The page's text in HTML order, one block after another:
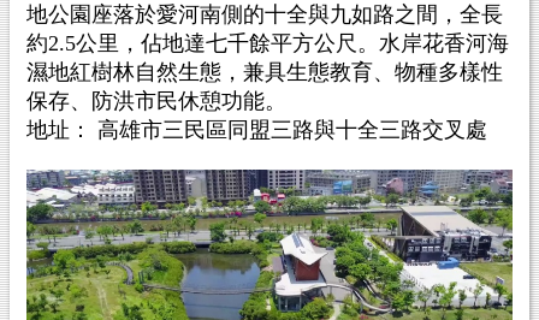
地公園座落於愛河南側的十全與九如路之間，全長
約2.5公里，佔地達七千餘平方公尺。水岸花香河海
濕地紅樹林自然生態，兼具生態教育、物種多樣性
保存、防洪市民休憩功能。
地址： 高雄市三民區同盟三路與十全三路交叉處